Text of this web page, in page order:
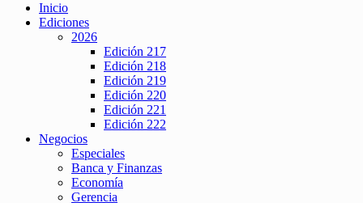
Inicio
Ediciones
2026
Edición 217
Edición 218
Edición 219
Edición 220
Edición 221
Edición 222
Negocios
Especiales
Banca y Finanzas
Economía
Gerencia